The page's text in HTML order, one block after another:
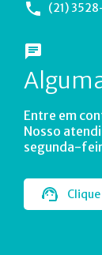
(21)
Entre em
Nosso
segunda-